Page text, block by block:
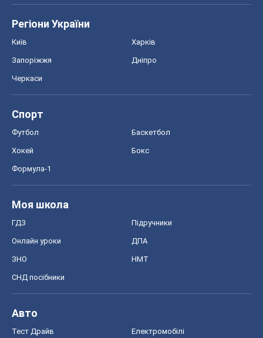
Регіони України
Київ Харків
Запоріжжя Дніпро
Черкаси
Спорт
Футбол Баскетбол
Хокей Бокс
Формула-1
Моя школа
ГДЗ Підручники
Онлайн уроки ДПА
ЗНО НМТ
СНД посібники
Авто
Тест Драйв Електромобілі